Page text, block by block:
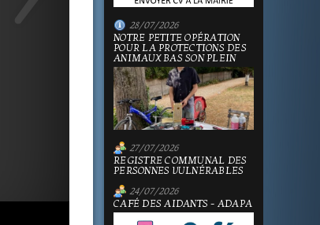
28/07/2026
NOTRE PETITE OPÉRATION
POUR LA PROTECTIONS DES
ANIMAUX BAS SON PLEIN
27/07/2026
REGISTRE COMMUNAL DES
PERSONNES VULNÉRABLES
24/07/2026
CAFÉ DES AIDANTS - ADAPA